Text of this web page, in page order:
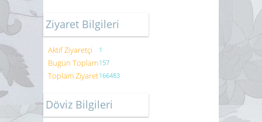
Ziyaret Bilgileri
Aktif Ziyaretçi 1
Bugün Toplam157
Toplam Ziyaret166483
Döviz Bilgileri